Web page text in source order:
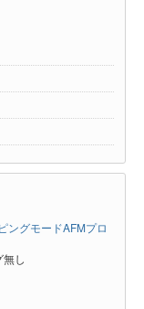
ングモードAFMプロ
無し